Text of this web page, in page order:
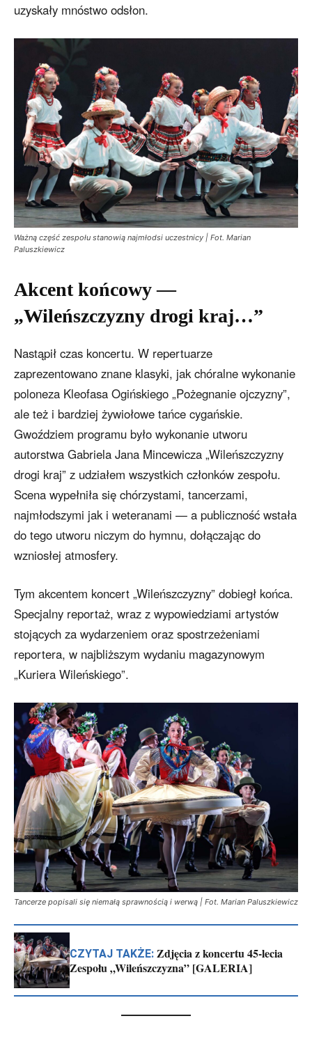
uzyskały mnóstwo odsłon.
Ważną część zespołu stanowią najmłodsi uczestnicy | Fot. Marian
Paluszkiewicz
Akcent końcowy —
„Wileńszczyzny drogi kraj…”
Nastąpił czas koncertu. W repertuarze
zaprezentowano znane klasyki, jak chóralne wykonanie
poloneza Kleofasa Ogińskiego „Pożegnanie ojczyzny”,
ale też i bardziej żywiołowe tańce cygańskie.
Gwoździem programu było wykonanie utworu
autorstwa Gabriela Jana Mincewicza „Wileńszczyzny
drogi kraj” z udziałem wszystkich członków zespołu.
Scena wypełniła się chórzystami, tancerzami,
najmłodszymi jak i weteranami — a publiczność wstała
do tego utworu niczym do hymnu, dołączając do
wzniosłej atmosfery.
Tym akcentem koncert „Wileńszczyzny” dobiegł końca.
Specjalny reportaż, wraz z wypowiedziami artystów
stojących za wydarzeniem oraz spostrzeżeniami
reportera, w najbliższym wydaniu magazynowym
„Kuriera Wileńskiego”.
Tancerze popisali się niemałą sprawnością i werwą | Fot. Marian Paluszkiewicz
CZYTAJ TAKŻE: Zdjęcia z koncertu 45-lecia
Zespołu „Wileńszczyzna” [GALERIA]